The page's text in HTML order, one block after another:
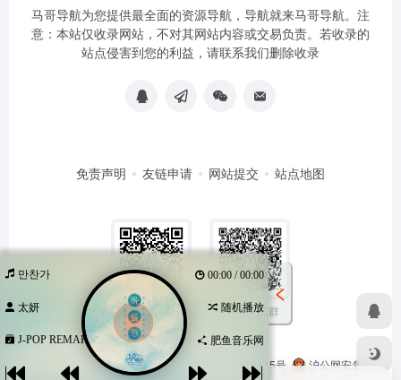
马哥导航为您提供最全面的资源导航，导航就来马哥导航。注
意：本站仅收录网站，不对其网站内容或交易负责。若收录的
站点侵害到您的利益，请联系我们删除收录
免责声明 友链申请 网站提交 站点地图
扫码关注公众号 扫码加QQ群
Copyright © 2026马哥导航 苏ICP备2024116145号
沪公网安备
만찬가 00:00 / 00:00
太妍 随机播放
J-POP REMAKE... 肥鱼音乐网